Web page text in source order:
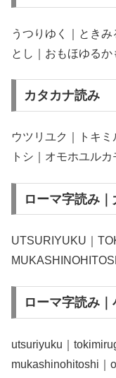
うつりゆく｜とき
とし｜おもほゆるか
カタカナ読み
ウツリユク｜トキ
トシ｜オモホユルカ
ローマ字読み
UTSURIYUKU｜
ローマ字読み
utsuriyuku｜
mukashinohitoshi｜